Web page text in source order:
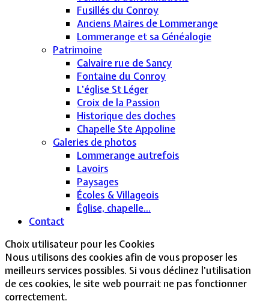
Fusillés du Conroy
Anciens Maires de Lommerange
Lommerange et sa Généalogie
Patrimoine
Calvaire rue de Sancy
Fontaine du Conroy
L'église St Léger
Croix de la Passion
Historique des cloches
Chapelle Ste Appoline
Galeries de photos
Lommerange autrefois
Lavoirs
Paysages
Écoles & Villageois
Église, chapelle...
Contact
Choix utilisateur pour les Cookies
Nous utilisons des cookies afin de vous proposer les
meilleurs services possibles. Si vous déclinez l'utilisation
de ces cookies, le site web pourrait ne pas fonctionner
correctement.